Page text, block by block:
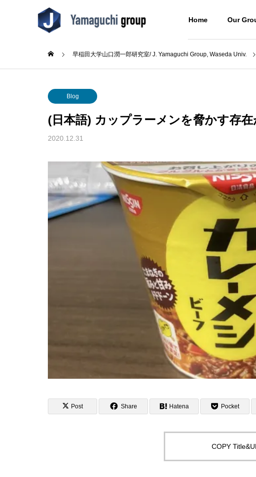
Home Our
About Us
Alumni
同窓生
Research
Building
分子をつなぐ。
Blog
(日本語) テニス部初の大会出
場！
(日本語) ウミノ
早稲田大学山口潤一郎研究室/ J. Yamaguchi Group, Waseda Univ.
Blog
(日本語) カップラーメンを脅かす存在
2020.12.31
Post Share Hatena Pocket
COPY